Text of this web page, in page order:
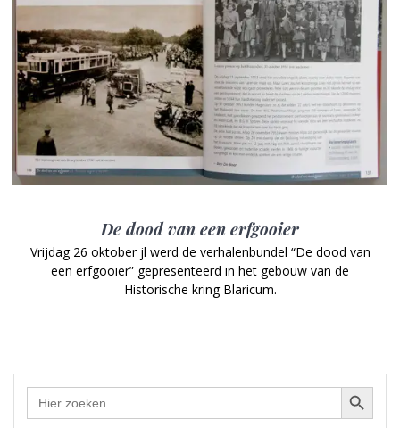
De dood van een erfgooier
Vrijdag 26 oktober jl werd de verhalenbundel “De dood van
een erfgooier” gepresenteerd in het gebouw van de
Historische kring Blaricum.
Zoek Zoekknop